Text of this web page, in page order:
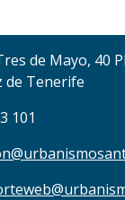
de Mayo, 40
de Tenerife
101